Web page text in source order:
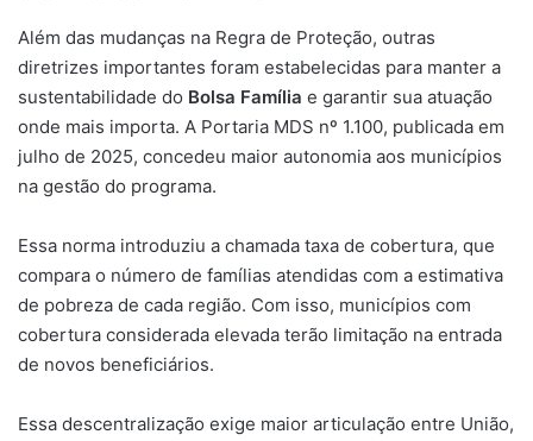
Além das mudanças na Regra de Proteção, outras
diretrizes importantes foram estabelecidas para manter a
sustentabilidade do Bolsa Família e garantir sua atuação
onde mais importa. A Portaria MDS nº 1.100, publicada em
julho de 2025, concedeu maior autonomia aos municípios
na gestão do programa.
Essa norma introduziu a chamada taxa de cobertura, que
compara o número de famílias atendidas com a estimativa
de pobreza de cada região. Com isso, municípios com
cobertura considerada elevada terão limitação na entrada
de novos beneficiários.
Essa descentralização exige maior articulação entre União,